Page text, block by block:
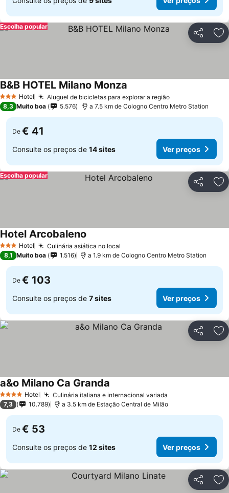
Partilhar
Escolha popular
3 EstrelasHotel Aluguel de bicicletas para explorar a regiãoVer preços
B&B HOTEL Milano Monza
8,3 Muito boa 5.576 a 7.5 km de Cologno Centro Metro Station
De € 41
Consulte os preços de 14 sites Ver preços
Partilhar
Escolha popular
3 EstrelasHotel Culinária asiática no local
Hotel Arcobaleno
8,1 Muito boa 1.516 a 1.9 km de Cologno Centro Metro Station
De € 103
Consulte os preços de 7 sites Ver preços
Partilhar
4 EstrelasHotel Culinária italiana e internacional variada
a&o Milano Ca Granda
7,3 10.789 a 3.5 km de Estação Central de Milão
De € 53
Consulte os preços de 12 sites Ver preços
Partilhar